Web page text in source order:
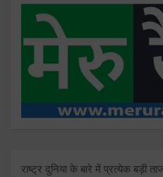
राष्ट्र दुनिया के बारे में प्रत्येक बड़ी